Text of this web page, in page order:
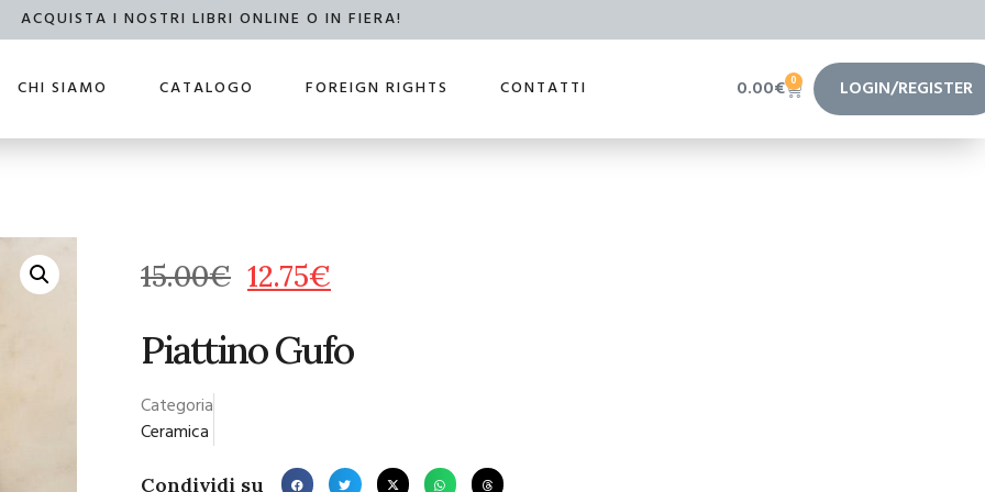
ACQUISTA I NOSTRI LIBRI ONLINE O IN FIERA!
CHI SIAMO CATALOGO FOREIGN RIGHTS CONTATTI 0.00€ 0 LOGIN/REGISTER
15.00€ 12.75€
Piattino Gufo
Categoria
Ceramica
Condividi su